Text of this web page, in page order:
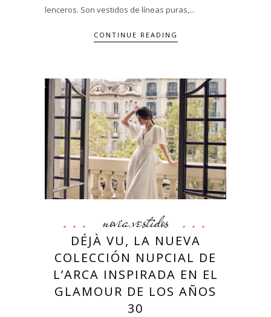
lenceros. Son vestidos de líneas puras,...
CONTINUE READING
novia,vestidos
DÉJÀ VU, LA NUEVA
COLECCIÓN NUPCIAL DE
L’ARCA INSPIRADA EN EL
GLAMOUR DE LOS AÑOS
30